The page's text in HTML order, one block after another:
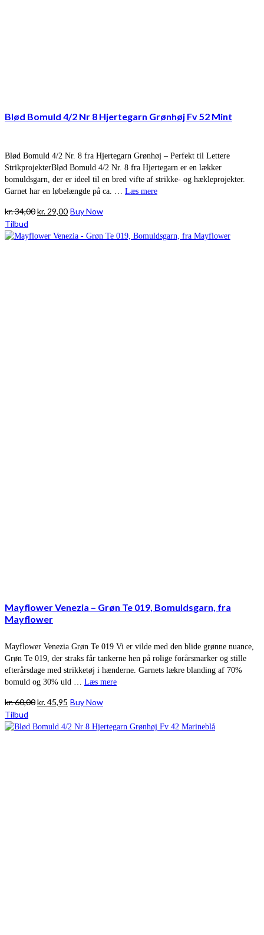
Blød Bomuld 4/2 Nr 8 Hjertegarn Grønhøj Fv 52 Mint
Blød Bomuld 4/2 Nr. 8 fra Hjertegarn Grønhøj – Perfekt til Lettere
StrikprojekterBlød Bomuld 4/2 Nr. 8 fra Hjertegarn er en lækker
bomuldsgarn, der er ideel til en bred vifte af strikke- og hækleprojekter.
Garnet har en løbelængde på ca. … Læs mere
kr.34,00Den
pris
kr. 29,00Den
pris
Buy Now
Tilbud
Mayflower Venezia – Grøn Te 019, Bomuldsgarn, fra
Mayflower
Mayflower Venezia Grøn Te 019 Vi er vilde med den blide grønne nuance,
Grøn Te 019, der straks får tankerne hen på rolige forårsmarker og stille
efterårsdage med strikketøj i hænderne. Garnets lækre blanding af 70%
bomuld og 30% uld … Læs mere
kr.60,00Den
pris
kr.45,95 Den
pris
Buy Now
Tilbud